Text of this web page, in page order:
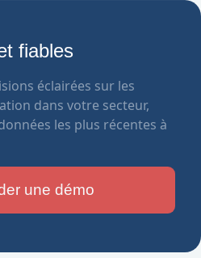
fiables
éclairées sur les
dans votre secteur,
les plus récentes à
une démo